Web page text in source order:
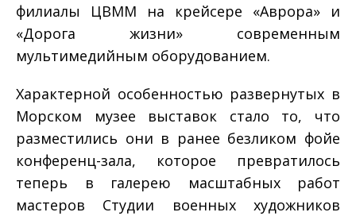
филиалы ЦВММ на крейсере «Аврора» и
«Дорога жизни» современным
мультимедийным оборудованием.
Характерной особенностью развернутых в
Морском музее выставок стало то, что
разместились они в ранее безликом фойе
конференц-зала, которое превратилось
теперь в галерею масштабных работ
мастеров Студии военных художников